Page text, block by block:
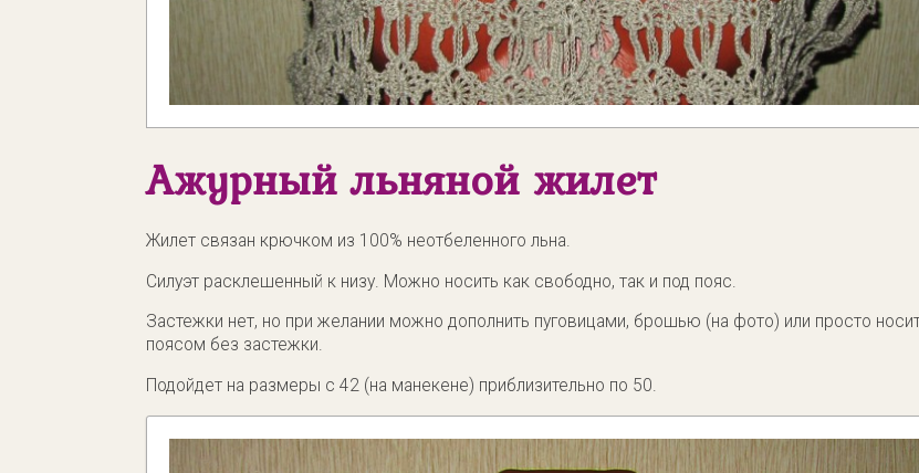
Ажурный льняной жилет
Жилет связан крючком из 100% неотбеленного льна.
Силуэт расклешенный к низу. Можно носить как свободно, так и под пояс.
Застежки нет, но при желании можно дополнить пуговицами, брошью (на фото) или просто
поясом без застежки.
Подойдет на размеры с 42 (на манекене) приблизительно по 50.